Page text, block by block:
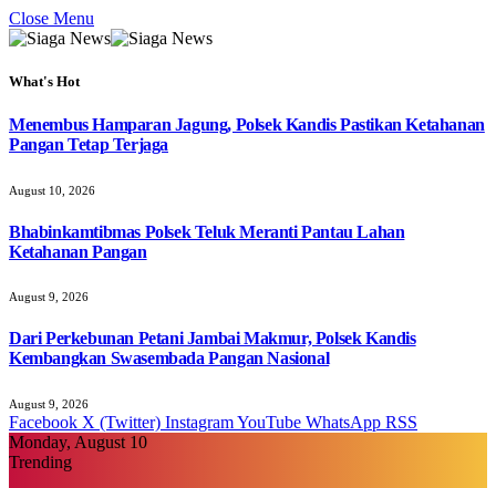
Close Menu
What's Hot
Menembus Hamparan Jagung, Polsek Kandis Pastikan Ketahanan
Pangan Tetap Terjaga
August 10, 2026
Bhabinkamtibmas Polsek Teluk Meranti Pantau Lahan
Ketahanan Pangan
August 9, 2026
Dari Perkebunan Petani Jambai Makmur, Polsek Kandis
Kembangkan Swasembada Pangan Nasional
August 9, 2026
Facebook X (Twitter) InstagramYouTube WhatsApp RSS
Monday, August 10
Trending